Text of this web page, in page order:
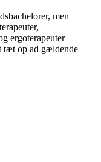
men
ergoterapeuter
tæt op ad gældende